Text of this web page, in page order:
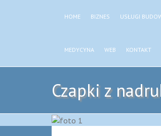
HOME BIZNES USŁUGI
MEDYCYNA WEB KONTAKT
Czapki z